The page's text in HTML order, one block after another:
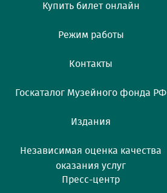
Купить билет онлайн
Режим работы
Контакты
Госкаталог Музейного фонда РФ
Издания
Независимая оценка качества
оказания услуг
Пресс-центр